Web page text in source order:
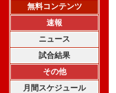
無料コンテンツ
速報
ニュース
試合結果
その他
月間スケジュール